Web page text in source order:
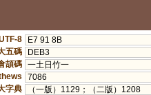
8
E7 91 8B
五碼
DEB3
頡碼 一土日竹一
7086
字典
（一版）1129；（二版）1208